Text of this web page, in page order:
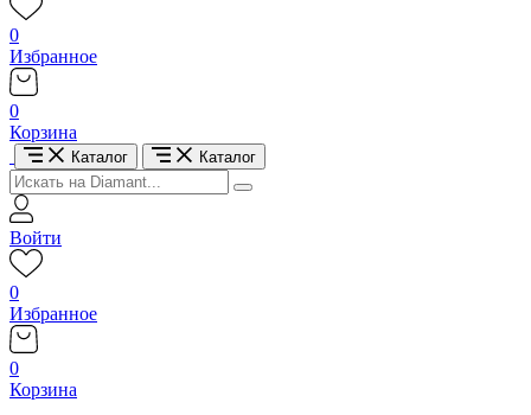
0
Избранное
0
Корзина
Каталог Каталог
Войти
0
Избранное
0
Корзина